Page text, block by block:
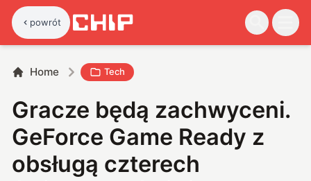
powrót
Home Tech
Gracze będą zachwyceni.
GeForce Game Ready z
obsługą czterech